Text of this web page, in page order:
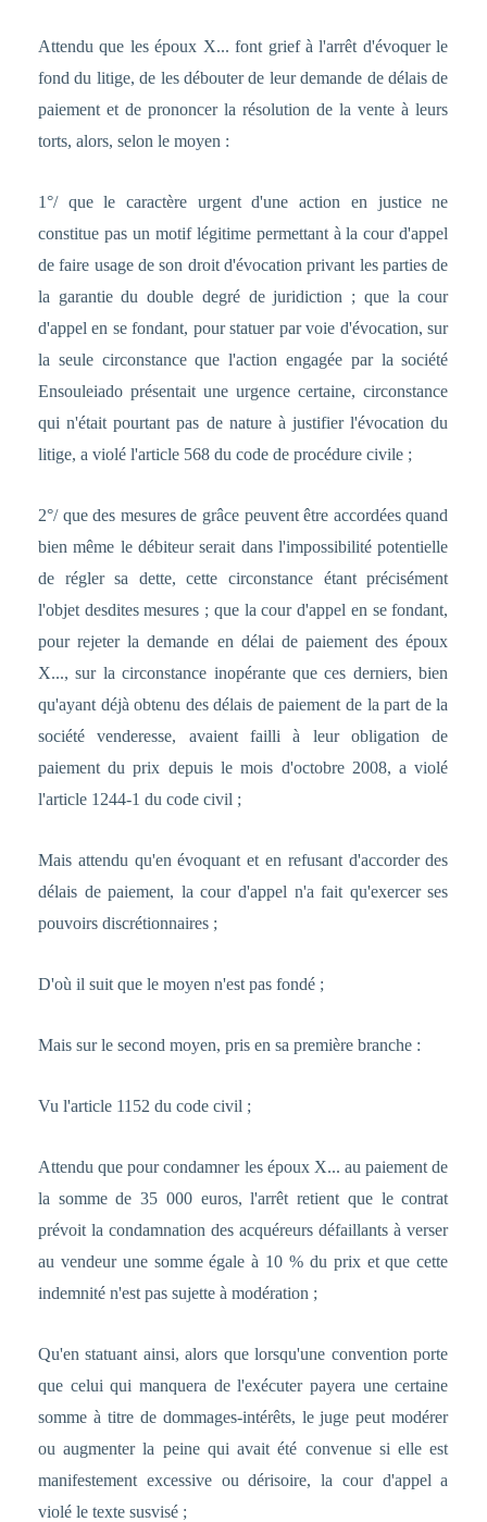
Attendu que les époux X... font grief à l'arrêt d'évoquer le
fond du litige, de les débouter de leur demande de délais de
paiement et de prononcer la résolution de la vente à leurs
torts, alors, selon le moyen :
1°/ que le caractère urgent d'une action en justice ne
constitue pas un motif légitime permettant à la cour d'appel
de faire usage de son droit d'évocation privant les parties de
la garantie du double degré de juridiction ; que la cour
d'appel en se fondant, pour statuer par voie d'évocation, sur
la seule circonstance que l'action engagée par la société
Ensouleiado présentait une urgence certaine, circonstance
qui n'était pourtant pas de nature à justifier l'évocation du
litige, a violé l'article 568 du code de procédure civile ;
2°/ que des mesures de grâce peuvent être accordées quand
bien même le débiteur serait dans l'impossibilité potentielle
de régler sa dette, cette circonstance étant précisément
l'objet desdites mesures ; que la cour d'appel en se fondant,
pour rejeter la demande en délai de paiement des époux
X..., sur la circonstance inopérante que ces derniers, bien
qu'ayant déjà obtenu des délais de paiement de la part de la
société venderesse, avaient failli à leur obligation de
paiement du prix depuis le mois d'octobre 2008, a violé
l'article 1244-1 du code civil ;
Mais attendu qu'en évoquant et en refusant d'accorder des
délais de paiement, la cour d'appel n'a fait qu'exercer ses
pouvoirs discrétionnaires ;
D'où il suit que le moyen n'est pas fondé ;
Mais sur le second moyen, pris en sa première branche :
Vu l'article 1152 du code civil ;
Attendu que pour condamner les époux X... au paiement de
la somme de 35 000 euros, l'arrêt retient que le contrat
prévoit la condamnation des acquéreurs défaillants à verser
au vendeur une somme égale à 10 % du prix et que cette
indemnité n'est pas sujette à modération ;
Qu'en statuant ainsi, alors que lorsqu'une convention porte
que celui qui manquera de l'exécuter payera une certaine
somme à titre de dommages-intérêts, le juge peut modérer
ou augmenter la peine qui avait été convenue si elle est
manifestement excessive ou dérisoire, la cour d'appel a
violé le texte susvisé ;